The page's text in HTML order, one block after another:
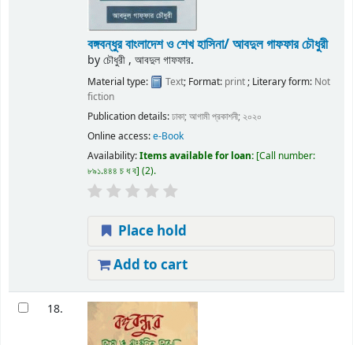
বঙ্গবন্ধুর বাংলাদেশ ও শেখ হাসিনা/ আবদুল গাফফার চৌধুরী
byচৌধুরী , আবদুল গাফফার.
Material type: Text; Format: print ; Literary form: Not
fiction
Publication details:ঢাকা;আগামী প্রকাশনী; ২০২০
Online access:e-Book
Availability:Items available for loan: Call number:
৮৯১.৪৪৪ চ ধ ব (2).
Place hold
Add to cart
18.